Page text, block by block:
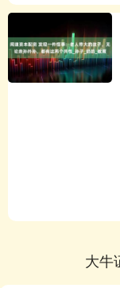
大牛